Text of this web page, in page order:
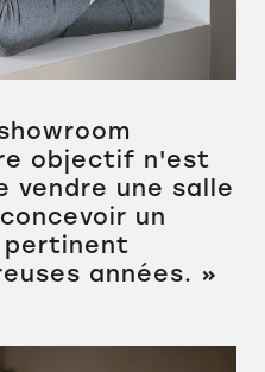
objectif n'est
vendre une salle
un
années. »